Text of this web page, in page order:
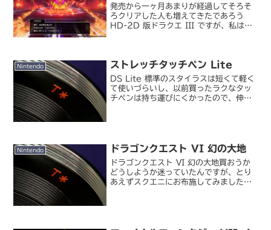
発売から一ヶ月あまりが経過してそろそ
ろクリアした人も増えてきたであろう
HD-2D 版ドラクエ III ですが、私はよ
て辿り...
Nintendo ストレッチタッチペン Lite
DS Lite 標準のスタイラスは短くて軽く
て使いづらいし、以前買ったラクなタッ
チペンは持ち運びにくかったので、伸縮
Nintendo ドラゴンクエスト VI 幻の大地
ドラゴンクエスト VI 幻の大地買おうか
どうしようか迷っていたんですが、とり
あえずスクエニにお布施してみました